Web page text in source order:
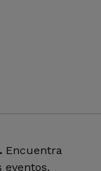
Encuentra